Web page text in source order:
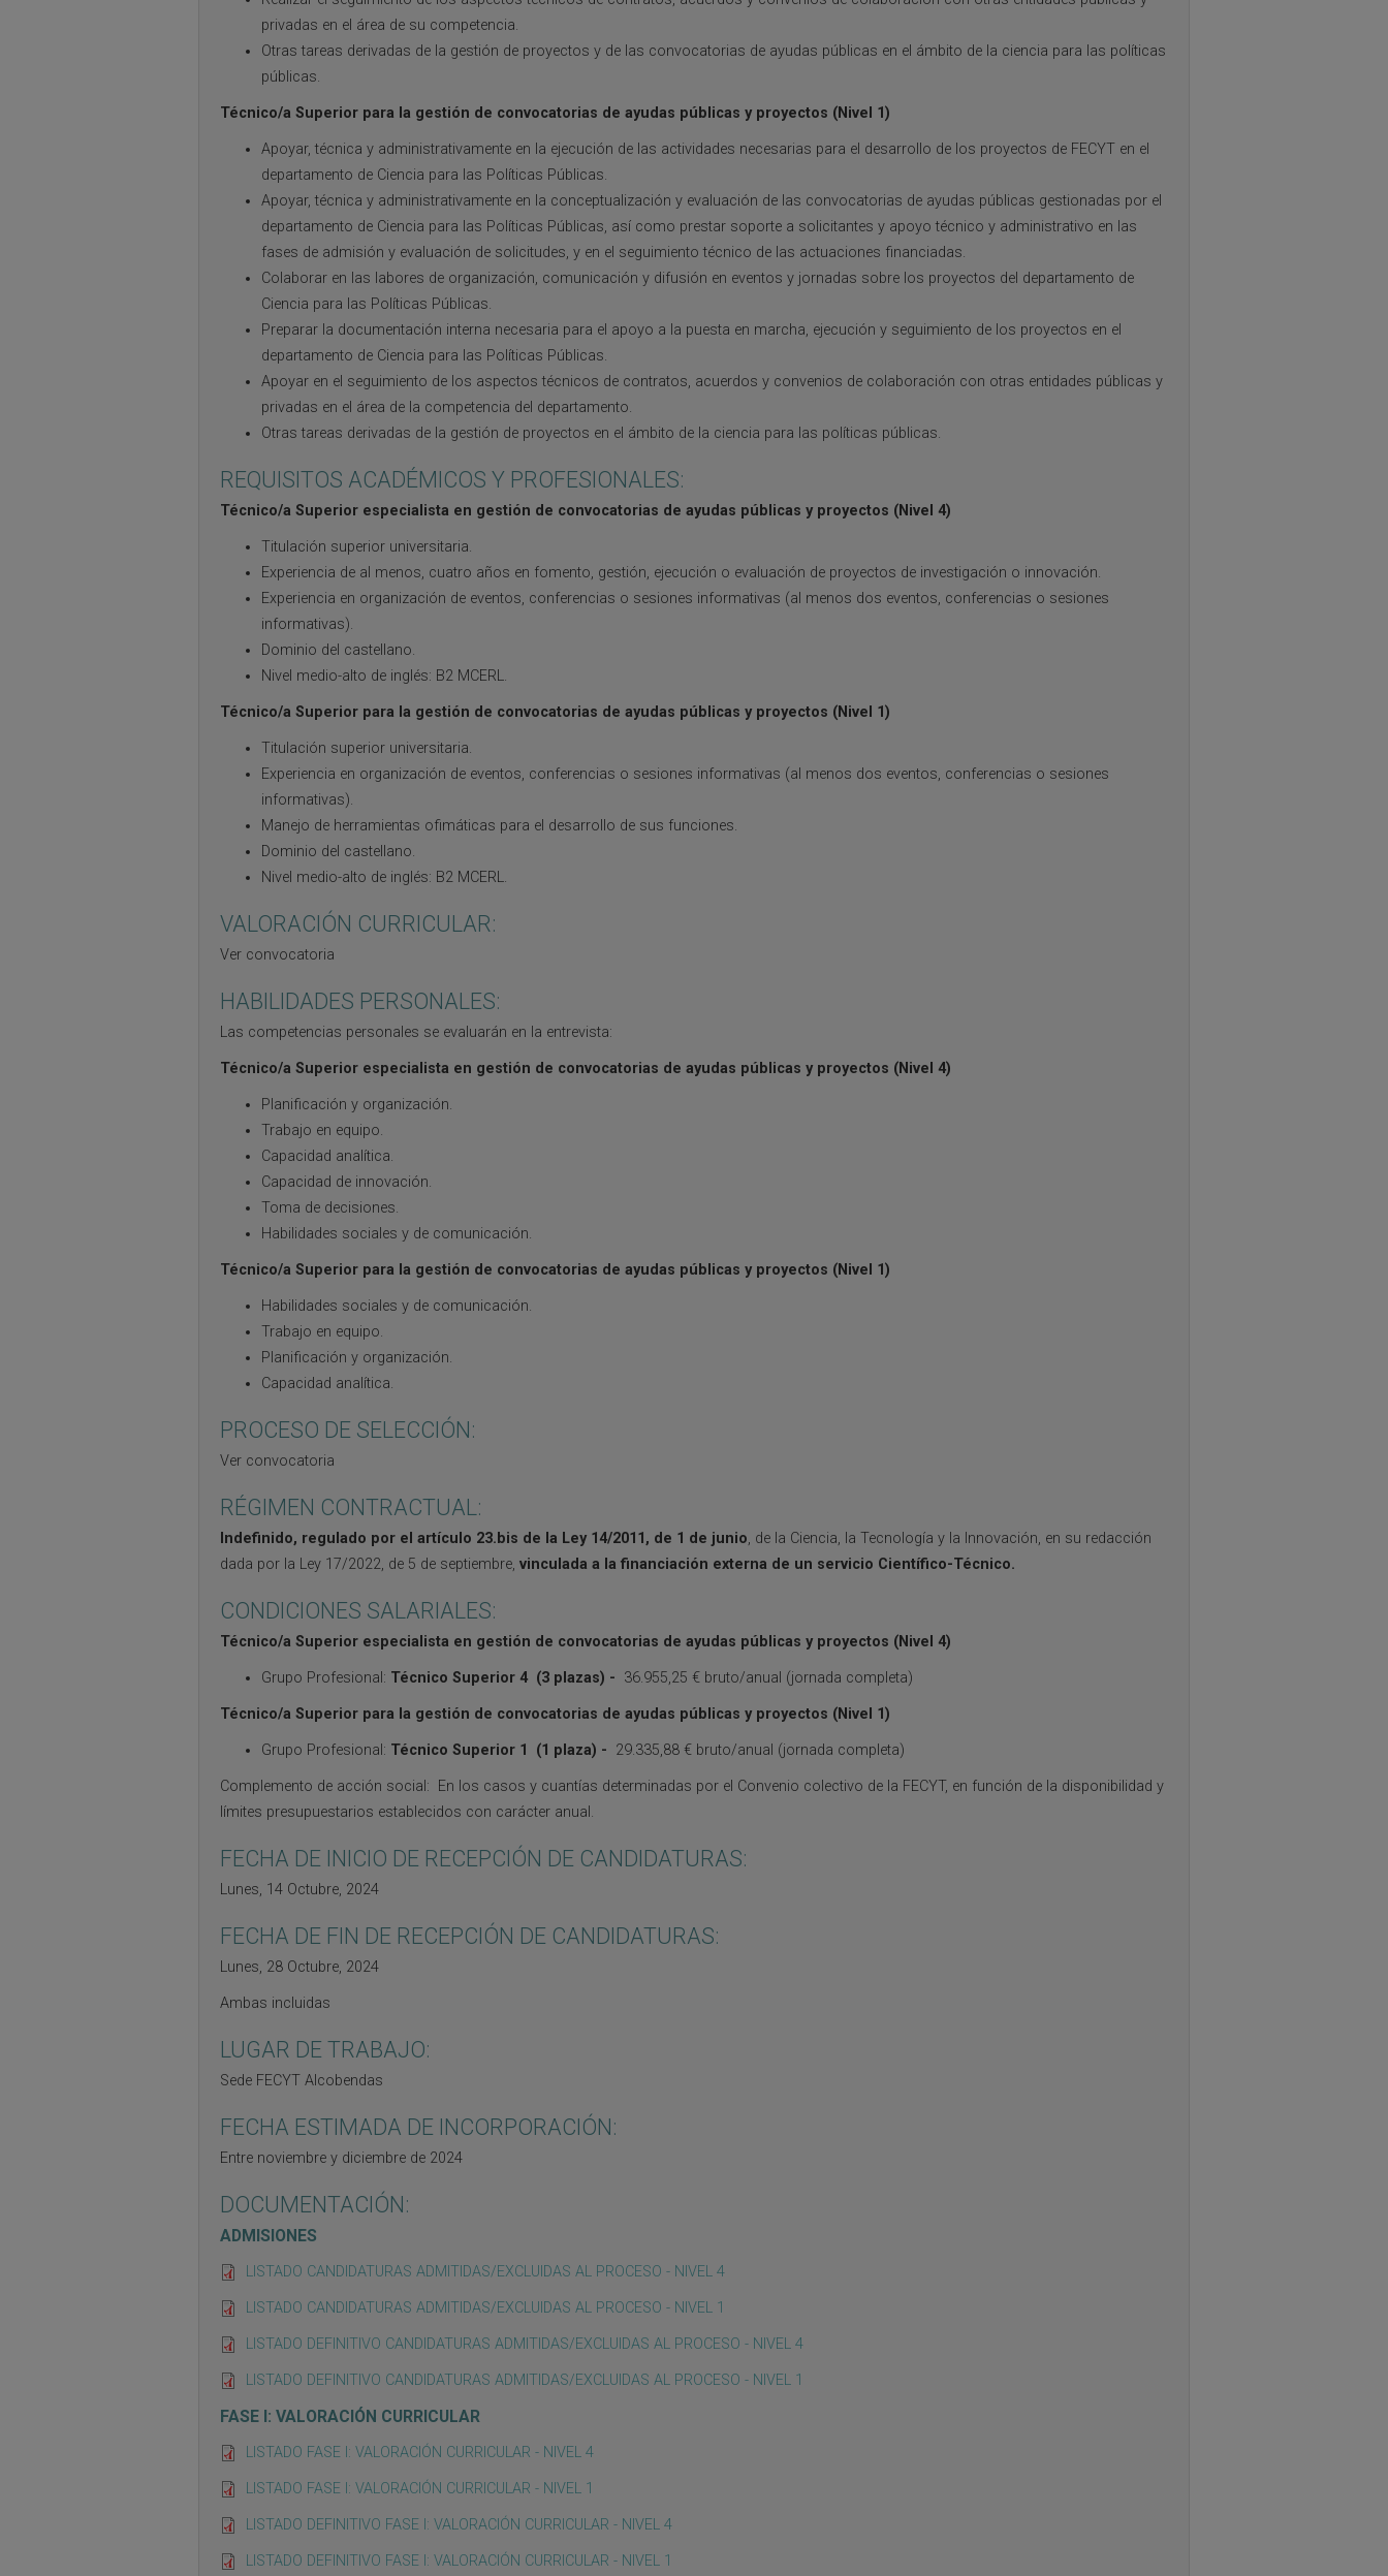
privadas en el área de su competencia.
Otras tareas derivadas de la gestión de proyectos y de las convocatorias de ayudas públicas en el ámbito de la ciencia para las políticas
públicas.
Técnico/a Superior para la gestión de convocatorias de ayudas públicas y proyectos (Nivel 1)
Apoyar, técnica y administrativamente en la ejecución de las actividades necesarias para el desarrollo de los proyectos de FECYT en el
departamento de Ciencia para las Políticas Públicas.
Apoyar, técnica y administrativamente en la conceptualización y evaluación de las convocatorias de ayudas públicas gestionadas por el
departamento de Ciencia para las Políticas Públicas, así como prestar soporte a solicitantes y apoyo técnico y administrativo en las
fases de admisión y evaluación de solicitudes, y en el seguimiento técnico de las actuaciones financiadas.
Colaborar en las labores de organización, comunicación y difusión en eventos y jornadas sobre los proyectos del departamento de
Ciencia para las Políticas Públicas.
Preparar la documentación interna necesaria para el apoyo a la puesta en marcha, ejecución y seguimiento de los proyectos en el
departamento de Ciencia para las Políticas Públicas.
Apoyar en el seguimiento de los aspectos técnicos de contratos, acuerdos y convenios de colaboración con otras entidades públicas y
privadas en el área de la competencia del departamento.
Otras tareas derivadas de la gestión de proyectos en el ámbito de la ciencia para las políticas públicas.
REQUISITOS ACADÉMICOS Y PROFESIONALES:
Técnico/a Superior especialista en gestión de convocatorias de ayudas públicas y proyectos (Nivel 4)
Titulación superior universitaria.
Experiencia de al menos, cuatro años en fomento, gestión, ejecución o evaluación de proyectos de investigación o innovación.
Experiencia en organización de eventos, conferencias o sesiones informativas (al menos dos eventos, conferencias o sesiones
informativas).
Dominio del castellano.
Nivel medio-alto de inglés: B2 MCERL.
Técnico/a Superior para la gestión de convocatorias de ayudas públicas y proyectos (Nivel 1)
Titulación superior universitaria.
Experiencia en organización de eventos, conferencias o sesiones informativas (al menos dos eventos, conferencias o sesiones
informativas).
Manejo de herramientas ofimáticas para el desarrollo de sus funciones.
Dominio del castellano.
Nivel medio-alto de inglés: B2 MCERL.
VALORACIÓN CURRICULAR:
Ver convocatoria
HABILIDADES PERSONALES:
Las competencias personales se evaluarán en la entrevista:
Técnico/a Superior especialista en gestión de convocatorias de ayudas públicas y proyectos (Nivel 4)
Planificación y organización.
Trabajo en equipo.
Capacidad analítica.
Capacidad de innovación.
Toma de decisiones.
Habilidades sociales y de comunicación.
Técnico/a Superior para la gestión de convocatorias de ayudas públicas y proyectos (Nivel 1)
Habilidades sociales y de comunicación.
Trabajo en equipo.
Planificación y organización.
Capacidad analítica.
PROCESO DE SELECCIÓN:
Ver convocatoria
RÉGIMEN CONTRACTUAL:
Indefinido, regulado por el artículo 23.bis de la Ley 14/2011 , de 1 de junio, de la Ciencia, la Tecnología y la Innovación, en su redacción
dada por la Ley 17/2022, de 5 de septiembre, vinculada a la financiación externa de un servicio Científico-Técnico.
CONDICIONES SALARIALES:
Técnico/a Superior especialista en gestión de convocatorias de ayudas públicas y proyectos (Nivel 4)
Grupo Profesional: Técnico Superior 4 (3 plazas) - 36.955,25 € bruto/anual (jornada completa)
Técnico/a Superior para la gestión de convocatorias de ayudas públicas y proyectos (Nivel 1)
Grupo Profesional: Técnico Superior 1 (1 plaza) - 29.335,88 € bruto/anual (jornada completa)
Complemento de acción social: En los casos y cuantías determinadas por el Convenio colectivo de la FECYT, en función de la disponibilidad y
límites presupuestarios establecidos con carácter anual.
FECHA DE INICIO DE RECEPCIÓN DE CANDIDATURAS:
Lunes, 14 Octubre, 2024
FECHA DE FIN DE RECEPCIÓN DE CANDIDATURAS:
Lunes, 28 Octubre, 2024
Ambas incluidas
LUGAR DE TRABAJO:
Sede FECYT Alcobendas
FECHA ESTIMADA DE INCORPORACIÓN:
Entre noviembre y diciembre de 2024
DOCUMENTACIÓN:
ADMISIONES
LISTADO CANDIDATURAS ADMITIDAS/EXCLUIDAS AL PROCESO - NIVEL 4
LISTADO CANDIDATURAS ADMITIDAS/EXCLUIDAS AL PROCESO - NIVEL 1
LISTADO DEFINITIVO CANDIDATURAS ADMITIDAS/EXCLUIDAS AL PROCESO - NIVEL 4
LISTADO DEFINITIVO CANDIDATURAS ADMITIDAS/EXCLUIDAS AL PROCESO - NIVEL 1
FASE I: VALORACIÓN CURRICULAR
LISTADO FASE I: VALORACIÓN CURRICULAR - NIVEL 4
LISTADO FASE I: VALORACIÓN CURRICULAR - NIVEL 1
LISTADO DEFINITIVO FASE I: VALORACIÓN CURRICULAR - NIVEL 4
LISTADO DEFINITIVO FASE I: VALORACIÓN CURRICULAR - NIVEL 1